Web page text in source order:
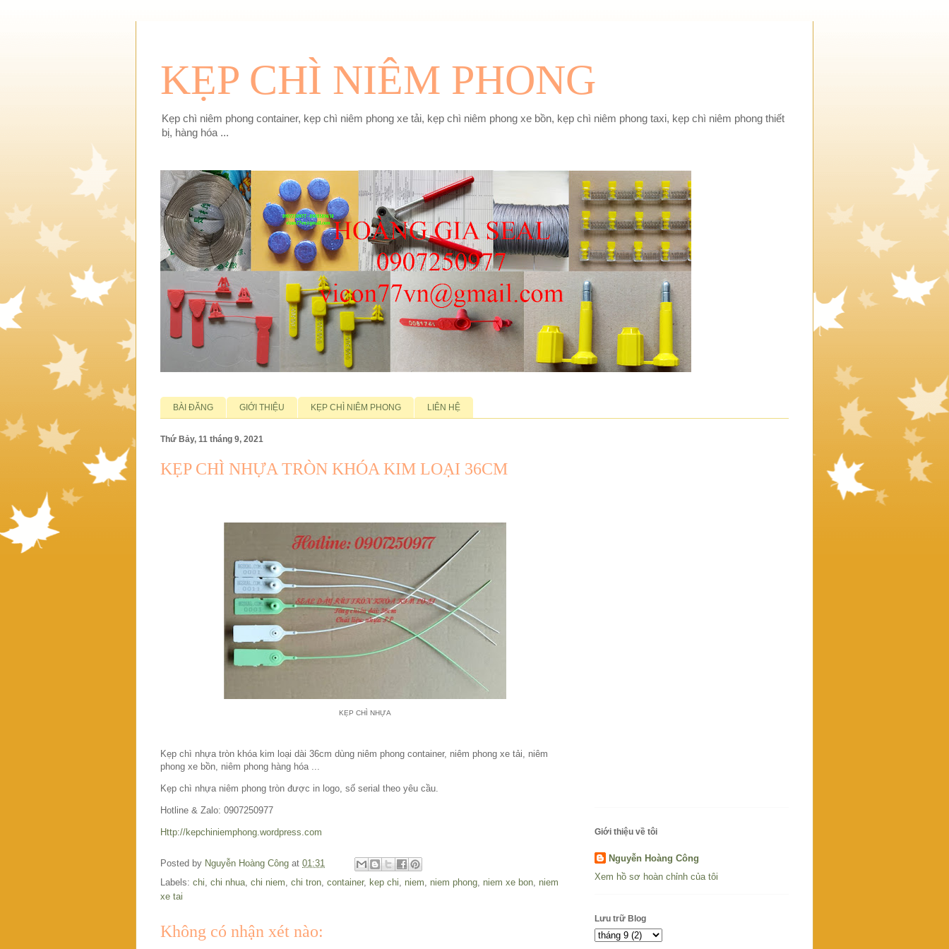
KẸP CHÌ NIÊM PHONG
Kẹp chì niêm phong container, kẹp chì niêm phong xe tải, kẹp chì niêm phong xe bồn, kẹp chì niêm phong taxi, kẹp chì niêm phong thiết
bị, hàng hóa ...
BÀI ĐĂNG GIỚI THIỆU KẸP CHÌ NIÊM PHONG LIÊN HỆ
Thứ Bảy, 11 tháng 9, 2021
KẸP CHÌ NHỰA TRÒN KHÓA KIM LOẠI 36CM
KẸP CHÌ NHỰA
Kẹp chì nhựa tròn khóa kim loại dài 36cm dùng niêm phong container, niêm phong xe tải, niêm
phong xe bồn, niêm phong hàng hóa ...
Kẹp chì nhựa niêm phong tròn được in logo, số serial theo yêu cầu.
Hotline & Zalo: 0907250977
Http://kepchiniemphong.wordpress.com
Posted by Nguyễn Hoàng Công at 01:31
Labels: chi chi nhua chi niem chi tron container, kep chi niem niem phong niem xe bon niem
xe tai
Không có nhận xét nào:
Giới thiệu về tôi
Nguyễn Hoàng Công
Xem hồ sơ hoàn chỉnh của tôi
Lưu trữ Blog